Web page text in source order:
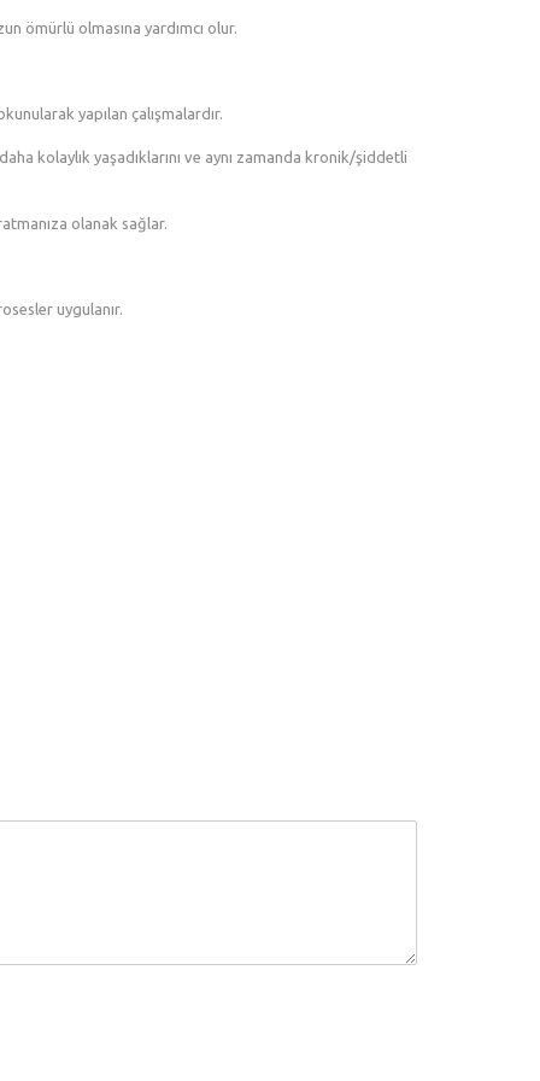
ömürlü olmasına yardımcı olur.
yapılan çalışmalardır.
kolaylık yaşadıklarını ve aynı zamanda kronik/şiddetli
olanak sağlar.
uygulanır.